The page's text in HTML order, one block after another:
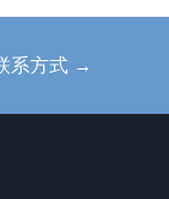
系方式 →